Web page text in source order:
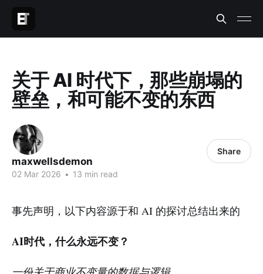
关于 AI 时代下，那些崩塌的
壁垒，和可能不变的东西
maxwellsdemon
02 Mar 2026 • 13 min read
Share
事先声明，以下内容源于和 AI 的探讨总结出来的
AI时代，什么永远不变？